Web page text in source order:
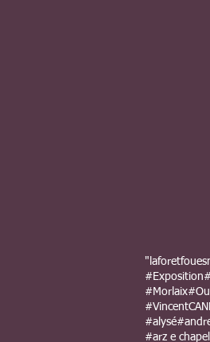
#Exposition
#Morlaix
#alysé
#arz e